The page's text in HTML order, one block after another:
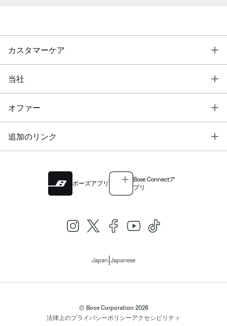
カスタマーケア
当社
オファー
追加のリンク
ボーズアプリ
Bose Connectア
プリ
Japan Japanese
© Bose Corporation 2026
法律上のプライバシーポリシーアクセシビリティ